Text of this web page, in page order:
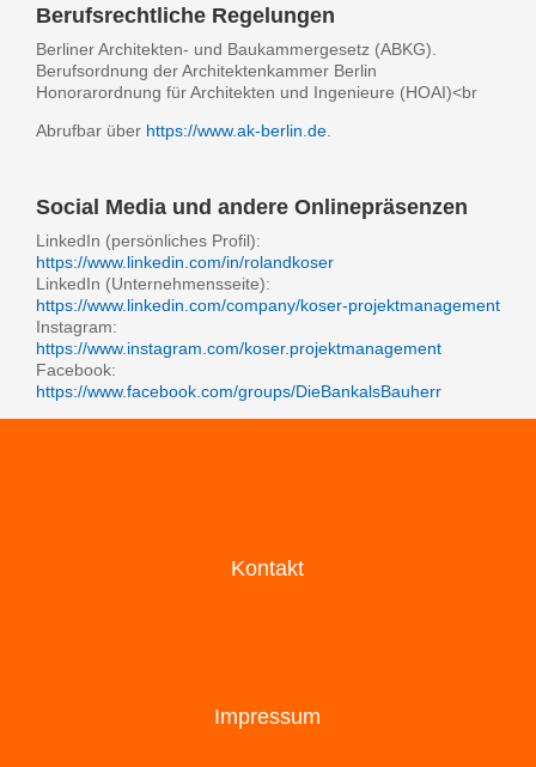
Berufsrechtliche Regelungen
Berliner Architekten- und Baukammergesetz (ABKG).
Berufsordnung der Architektenkammer Berlin
Honorarordnung für Architekten und Ingenieure (HOAI)<br
Abrufbar über https://www.ak-berlin.de
Social Media und andere Onlinepräsenzen
LinkedIn (persönliches Profil):
https://www.linkedin.com/in/rolandkoser
LinkedIn (Unternehmensseite):
https://www.linkedin.com/company/koser-projektmanagement
Instagram:
https://www.instagram.com/koser.projektmanagement
Facebook:
https://www.facebook.com/groups/DieBankalsBauherr
Kontakt
Impressum